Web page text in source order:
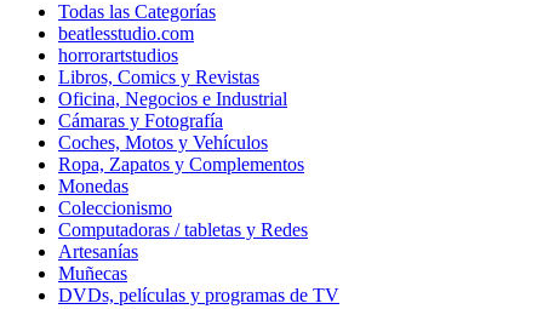
Todas las Categorías
beatlesstudio.com
horrorartstudios
Libros, Comics y Revistas
Oficina, Negocios e Industrial
Cámaras y Fotografía
Coches, Motos y Vehículos
Ropa, Zapatos y Complementos
Monedas
Coleccionismo
Computadoras / tabletas y Redes
Artesanías
Muñecas
DVDs, películas y programas de TV